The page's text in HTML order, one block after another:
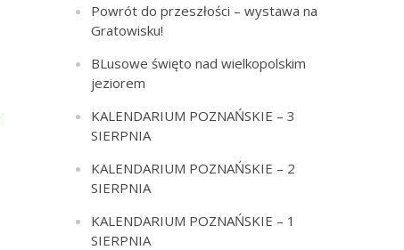
Powrót do przeszłości – wystawa na
Gratowisku!
BLusowe święto nad wielkopolskim
jeziorem
KALENDARIUM POZNAŃSKIE – 3
SIERPNIA
KALENDARIUM POZNAŃSKIE – 2
SIERPNIA
KALENDARIUM POZNAŃSKIE – 1
SIERPNIA